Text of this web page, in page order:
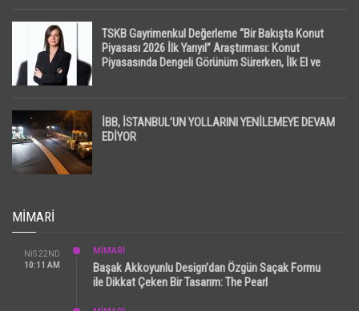
TSKB Gayrimenkul Değerleme “Bir Bakışta Konut
Piyasası 2026 İlk Yarıyıl” Araştırması: Konut
Piyasasında Dengeli Görünüm Sürerken, İlk El ve
İBB, İSTANBUL’UN YOLLARINI YENİLEMEYE DEVAM
EDİYOR
MIMARI
NIS 22ND
10:11 AM
MİMARİ
Başak Akkoyunlu Design’dan Özgün Saçak Formu
ile Dikkat Çeken Bir Tasarım: The Pearl